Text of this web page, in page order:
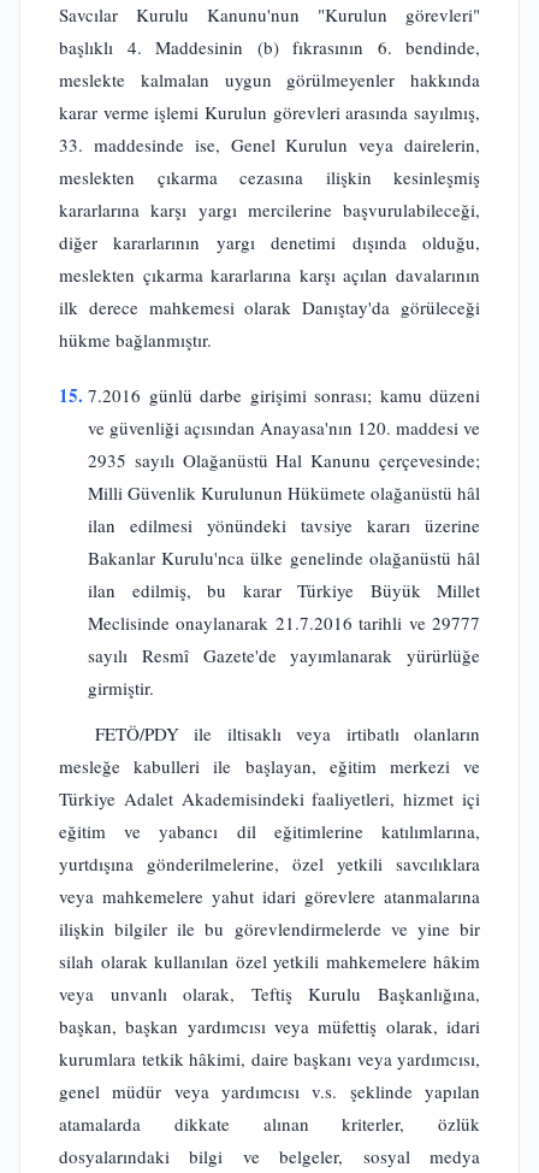
Savcılar Kurulu Kanunu'nun "Kurulun görevleri"
başlıklı 4. Maddesinin (b) fıkrasının 6. bendinde,
meslekte kalmalan uygun görülmeyenler hakkında
karar verme işlemi Kurulun görevleri arasında sayılmış,
33. maddesinde ise, Genel Kurulun veya dairelerin,
meslekten çıkarma cezasına ilişkin kesinleşmiş
kararlarına karşı yargı mercilerine başvurulabileceği,
diğer kararlarının yargı denetimi dışında olduğu,
meslekten çıkarma kararlarına karşı açılan davalarının
ilk derece mahkemesi olarak Danıştay'da görüleceği
hükme bağlanmıştır.
15. 7.2016 günlü darbe girişimi sonrası; kamu düzeni
ve güvenliği açısından Anayasa'nın 120. maddesi ve
2935 sayılı Olağanüstü Hal Kanunu çerçevesinde;
Milli Güvenlik Kurulunun Hükümete olağanüstü hâl
ilan edilmesi yönündeki tavsiye kararı üzerine
Bakanlar Kurulu'nca ülke genelinde olağanüstü hâl
ilan edilmiş, bu karar Türkiye Büyük Millet
Meclisinde onaylanarak 21.7.2016 tarihli ve 29777
sayılı Resmî Gazete'de yayımlanarak yürürlüğe
girmiştir.
FETÖ/PDY ile iltisaklı veya irtibatlı olanların
mesleğe kabulleri ile başlayan, eğitim merkezi ve
Türkiye Adalet Akademisindeki faaliyetleri, hizmet içi
eğitim ve yabancı dil eğitimlerine katılımlarına,
yurtdışına gönderilmelerine, özel yetkili savcılıklara
veya mahkemelere yahut idari görevlere atanmalarına
ilişkin bilgiler ile bu görevlendirmelerde ve yine bir
silah olarak kullanılan özel yetkili mahkemelere hâkim
veya unvanlı olarak, Teftiş Kurulu Başkanlığına,
başkan, başkan yardımcısı veya müfettiş olarak, idari
kurumlara tetkik hâkimi, daire başkanı veya yardımcısı,
genel müdür veya yardımcısı v.s. şeklinde yapılan
atamalarda dikkate alınan kriterler, özlük
dosyalarındaki bilgi ve belgeler, sosyal medya